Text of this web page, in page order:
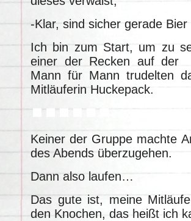
-Klar, sind sicher gerade Bier
Ich bin zum Start, um zu
einer der Recken auf der
Mann für Mann trudelten
Mitläuferin Huckepack.
Keiner der Gruppe machte
des Abends überzugehen.
Dann also laufen…
Das gute ist, meine
den Knochen, das heißt ich